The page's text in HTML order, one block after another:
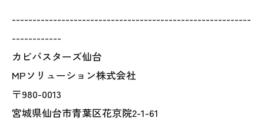
----------------------------------------------------------
------------
カビバスターズ仙台
MPソリューション株式会社
〒980-0013
宮城県仙台市青葉区花京院2-1-61